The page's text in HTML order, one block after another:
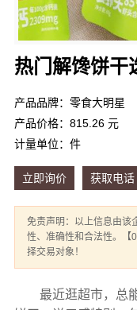
热门解馋饼干
产品品牌：零食大明星
产品价格：815.26 元
计量单位：件
立即询价 获取电话
免责声明：以上信息由该
性、准确性和合法性。【
择交易对象！
最近逛超市，总